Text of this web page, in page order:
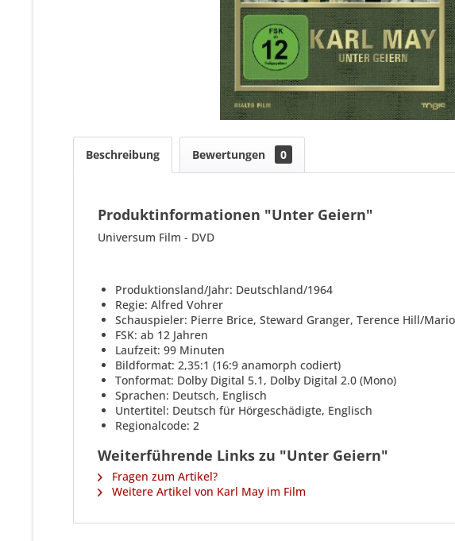
Beschreibung Bewertungen 0
Produktinformationen "Unter Geiern"
Universum Film - DVD
Produktionsland/Jahr: Deutschland/1964
Regie: Alfred Vohrer
Schauspieler: Pierre Brice, Steward Granger, Terence Hill/
FSK: ab 12 Jahren
Laufzeit: 99 Minuten
Bildformat: 2,35:1 (16:9 anamorph codiert)
Tonformat: Dolby Digital 5.1, Dolby Digital 2.0 (Mono)
Sprachen: Deutsch, Englisch
Untertitel: Deutsch für Hörgeschädigte, Englisch
Regionalcode: 2
Weiterführende Links zu "Unter Geiern"
Fragen zum Artikel?
Weitere Artikel von Karl May im Film